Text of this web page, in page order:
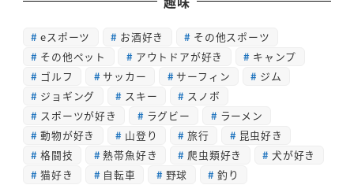
eスポーツ お酒好き
その他スポーツ
その他ペット
アウトドアが好き
キャンプ
ゴルフ
サッカー サーフィン
ジム
ジョギング
スキー
スノボ
スポーツが好き
ラグビー
ラーメン
動物が好き
山登り 旅行
昆虫好き
格闘技
熱帯魚好き 爬虫類好き
犬が好き
猫好き
自転車 野球
釣り